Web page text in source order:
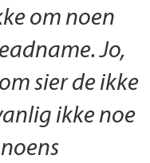
om noen
Jo,
sier de ikke
ikke noe